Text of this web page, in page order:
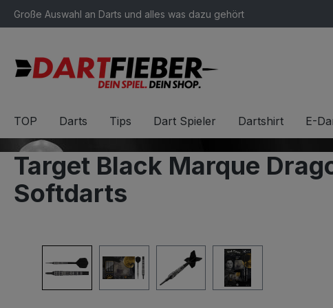
Zur Hauptnavigation springen
Große Auswahl an Darts und alles was dazu gehört
TOP Darts Tips Dart Spieler Dartshirt E-
Target Black Marque
Softdarts